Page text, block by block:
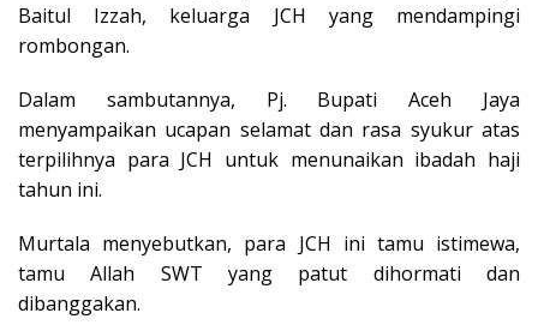
Baitul Izzah, keluarga JCH yang mendampingi
rombongan.
Dalam sambutannya, Pj. Bupati Aceh Jaya
menyampaikan ucapan selamat dan rasa syukur atas
terpilihnya para JCH untuk menunaikan ibadah haji
tahun ini.
Murtala menyebutkan, para JCH ini tamu istimewa,
tamu Allah SWT yang patut dihormati dan
dibanggakan.